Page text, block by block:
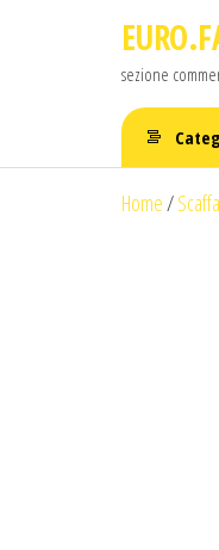
sezione
Home/